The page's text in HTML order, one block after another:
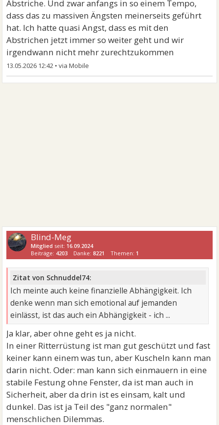
Abstriche. Und zwar anfangs in so einem Tempo,
dass das zu massiven Ängsten meinerseits geführt
hat. Ich hatte quasi Angst, dass es mit den
Abstrichen jetzt immer so weiter geht und wir
irgendwann nicht mehr zurechtzukommen
13.05.2026 12:42 •
Blind-Meg
Mitglied seit: 16.09.2024
Beiträge: 4203 Danke:8221 Themen: 1
Zitat von Schnuddel74:
Ich meinte auch keine finanzielle Abhängigkeit. Ich
denke wenn man sich emotional auf jemanden
einlässt, ist das auch ein Abhängigkeit - ich ...
Ja klar, aber ohne geht es ja nicht.
In einer Ritterrüstung ist man gut geschützt und fast
keiner kann einem was tun, aber Kuscheln kann man
darin nicht. Oder: man kann sich einmauern in eine
stabile Festung ohne Fenster, da ist man auch in
Sicherheit, aber da drin ist es einsam, kalt und
dunkel. Das ist ja Teil des "ganz normalen"
menschlichen Dilemmas.